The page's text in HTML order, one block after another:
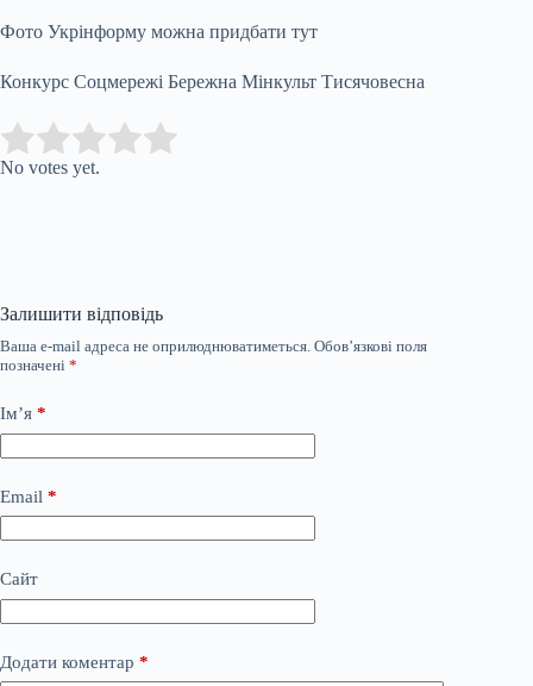
Фото Укрінформу можна придбати тут
Конкурс Соцмережі Бережна Мінкульт Тисячовесна
Rate this item:
No votes yet.
Залишити відповідь
Ваша e-mail адреса не оприлюднюватиметься. Обов’язкові поля
позначені *
Ім’я *
Email *
Сайт
Додати коментар *